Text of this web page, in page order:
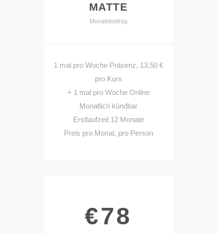
MATTE
Monatsbeitrag
1 mal pro Woche Präsenz, 13,50 €
pro Kurs
+ 1 mal pro Woche Online
Monatlich kündbar
Erstlaufzeit 12 Monate
Preis pro Monat, pro Person
€78